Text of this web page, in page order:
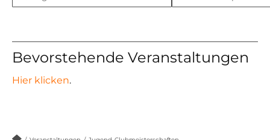
Bevorstehende Veranstaltungen
Hier klicken.